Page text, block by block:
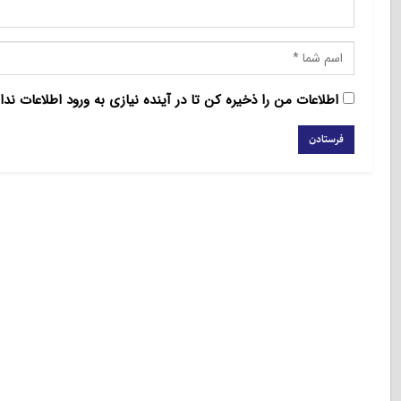
اطلاعات من را ذخیره کن تا در آینده نیازی به ورود اطلاعات